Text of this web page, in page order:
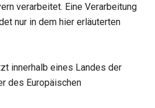
verarbeitet. Eine Verarbeitung
nur in dem hier erläuterten
innerhalb eines Landes der
des Europäischen